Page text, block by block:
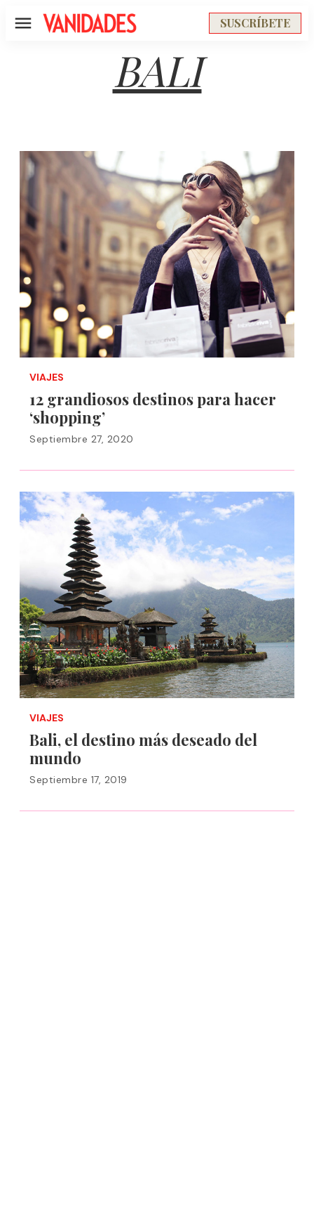
Menú SUSCRÍBETE
BALI
VIAJES
12 grandiosos destinos para hacer
‘shopping’
Septiembre 27, 2020
VIAJES
Bali, el destino más deseado del
mundo
Septiembre 17, 2019